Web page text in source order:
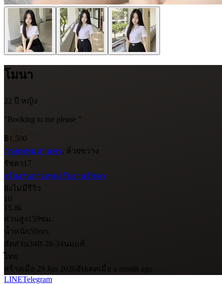
โมนา
22 ปี หญิง
"Booking to me please "
฿1,500
กรุงเทพมหานคร, ห้วยขวาง
รัชดา17
#รับงานกรุงเทพ#รับงานรัชดา
ยังไม่มีรีวิว
10
15.8k
ส่วนสูง 159ซม.
น้ำหนัก 50กก.
สัดส่วน 34B-28-34นมแท้
ไทย
สร้างเมื่อ 29 Jun 2026อัปเดตเมื่อ a month ago
LINETelegram